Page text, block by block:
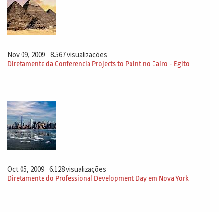
Nov 09, 2009 8.567 visualizações
Diretamente da Conferencia Projects to Point no Cairo - Egito
Oct 05, 2009 6.128 visualizações
Diretamente do Professional Development Day em Nova York